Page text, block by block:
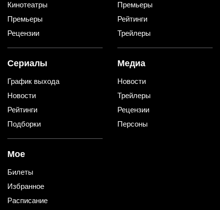
Кинотеатры
Премьеры
Рецензии
Премьеры
Рейтинги
Трейлеры
Сериалы
График выхода
Новости
Рейтинги
Подборки
Медиа
Новости
Трейлеры
Рецензии
Персоны
Мое
Билеты
Избранное
Расписание